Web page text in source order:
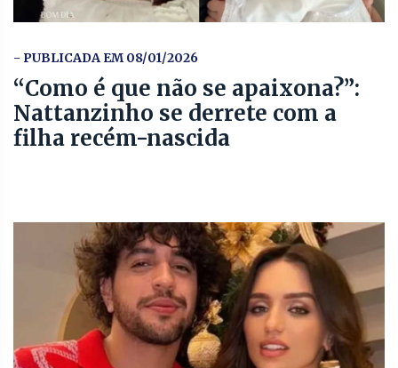
- PUBLICADA EM 08/01/2026
“Como é que não se apaixona?”:
Nattanzinho se derrete com a
filha recém-nascida